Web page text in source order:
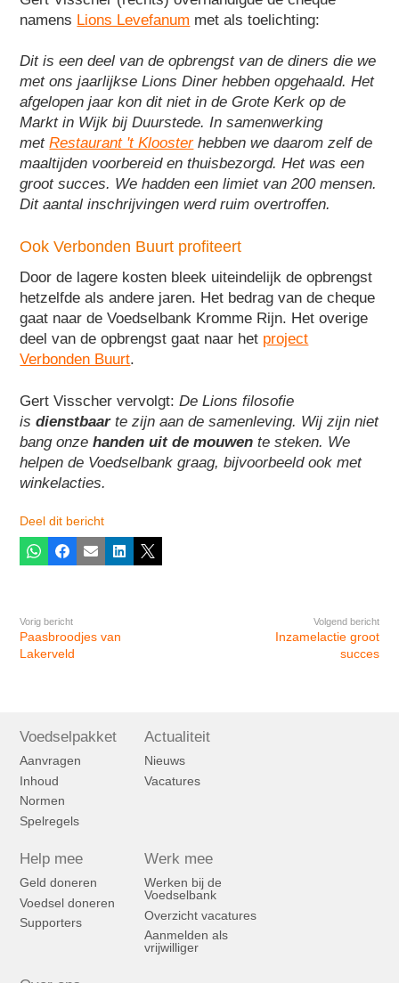
namens Lions Levefanum met als toelichting:
Dit is een deel van de opbrengst van de diners die we
met ons jaarlijkse Lions Diner hebben opgehaald. Het
afgelopen jaar kon dit niet in de Grote Kerk op de
Markt in Wijk bij Duurstede. In samenwerking
metRestaurant 't Kloosterhebben we daarom zelf de
maaltijden voorbereid en thuisbezorgd. Het was een
groot succes. We hadden een limiet van 200 mensen.
Dit aantal inschrijvingen werd ruim overtroffen.
Ook Verbonden Buurt profiteert
Door de lagere kosten bleek uiteindelijk de opbrengst
hetzelfde als andere jaren. Het bedrag van de cheque
gaat naar de Voedselbank Kromme Rijn. Het overige
deel van de opbrengst gaat naar het project
Verbonden Buurt.
Gert Visscher vervolgt:De Lions filosofie
isdienstbaarte zijn aan de samenleving. Wij zijn niet
bang onzehanden uit de mouwen te steken. We
helpen de Voedselbank graag, bijvoorbeeld ook met
winkelacties.
Deel dit bericht
WhatsappFacebook
E-mailLinkedIn
X
Vorig bericht
Paasbroodjes van
Lakerveld
Volgend bericht
Inzamelactie groot
succes
Voedselpakket
Aanvragen
Inhoud
Normen
Spelregels
Actualiteit
Nieuws
Vacatures
Help mee
Geld doneren
Voedsel doneren
Supporters
Werk mee
Werken bij de
Voedselbank
Overzicht vacatures
Aanmelden als
vrijwilliger